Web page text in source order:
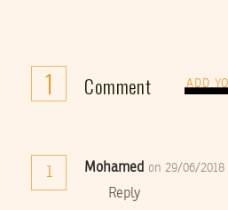
1 Comment ADD
1 Mohamed on 29/06/
Reply